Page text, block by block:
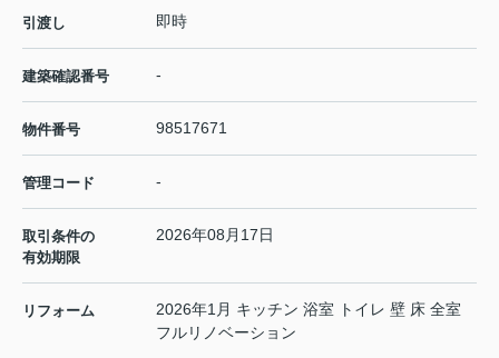
引渡し 即時
建築確認番号 -
物件番号 98517671
管理コード -
取引条件の
有効期限
2026年08月17日
リフォーム
2026年1月 キッチン 浴室 トイレ 壁 床 全室
フルリノベーション